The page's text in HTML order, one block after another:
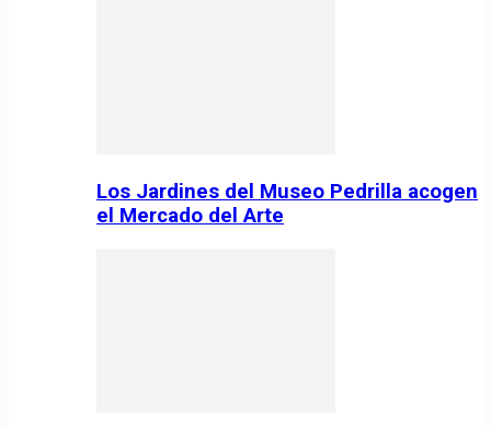
Los Jardines del Museo Pedrilla acogen
el Mercado del Arte